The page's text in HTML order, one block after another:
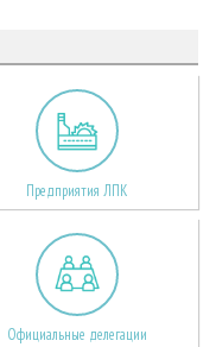
Предприятия ЛПК
Официальные делегации